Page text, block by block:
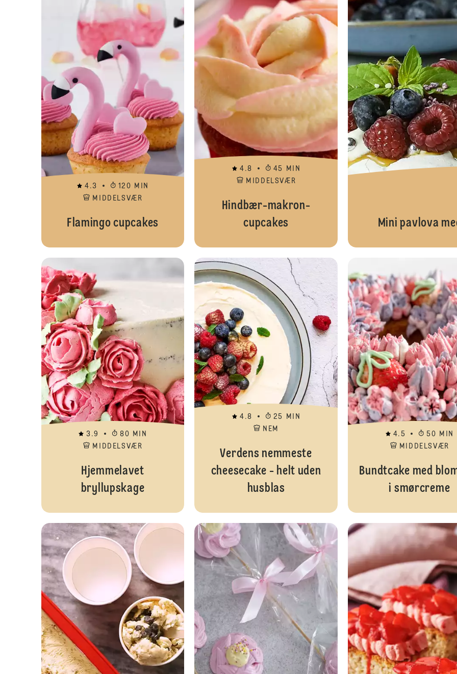
4.3
120 MIN
MIDDELSVÆR
Flamingo cupcakes
4.8
45 MIN
MIDDELSVÆR
Hindbær-makron-
cupcakes
Mini pavlova
Hjemmelavet bryllupskage
3.9
80 MIN
MIDDELSVÆR
Hjemmelavet
bryllupskage
4.8
25 MIN
NEM
Verdens nemmeste
cheesecake - helt uden
husblas
4.5
50 MIN
MIDDELSVÆR
Bundtcake med
i smørcreme
Hjemmelavet Cookie Dough Is